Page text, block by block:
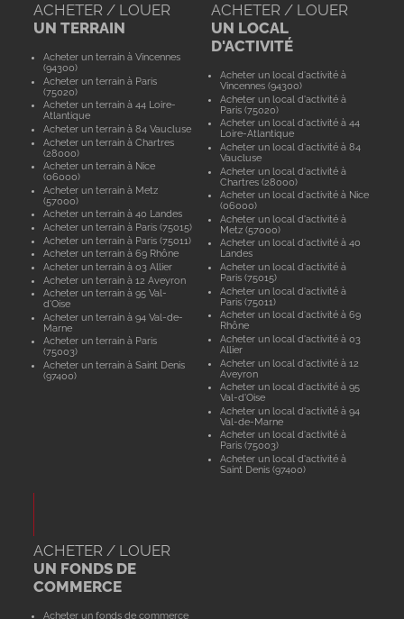
ACHETER / LOUER
UN TERRAIN
Acheter un terrain à Vincennes
(94300)
Acheter un terrain à Paris
(75020)
Acheter un terrain à 44 Loire-
Atlantique
Acheter un terrain à 84 Vaucluse
Acheter un terrain à Chartres
(28000)
Acheter un terrain à Nice
(06000)
Acheter un terrain à Metz
(57000)
Acheter un terrain à 40 Landes
Acheter un terrain à Paris (75015)
Acheter un terrain à Paris (75011)
Acheter un terrain à 69 Rhône
Acheter un terrain à 03 Allier
Acheter un terrain à 12 Aveyron
Acheter un terrain à 95 Val-
d'Oise
Acheter un terrain à 94 Val-de-
Marne
Acheter un terrain à Paris
(75003)
Acheter un terrain à Saint Denis
(97400)
ACHETER / LOUER
UN LOCAL
D'ACTIVITÉ
Acheter un local d'activité à
Vincennes (94300)
Acheter un local d'activité à
Paris (75020)
Acheter un local d'activité à 44
Loire-Atlantique
Acheter un local d'activité à 84
Vaucluse
Acheter un local d'activité à
Chartres (28000)
Acheter un local d'activité à Nice
(06000)
Acheter un local d'activité à
Metz (57000)
Acheter un local d'activité à 40
Landes
Acheter un local d'activité à
Paris (75015)
Acheter un local d'activité à
Paris (75011)
Acheter un local d'activité à 69
Rhône
Acheter un local d'activité à 03
Allier
Acheter un local d'activité à 12
Aveyron
Acheter un local d'activité à 95
Val-d'Oise
Acheter un local d'activité à 94
Val-de-Marne
Acheter un local d'activité à
Paris (75003)
Acheter un local d'activité à
Saint Denis (97400)
ACHETER / LOUER
UN FONDS DE
COMMERCE
Acheter un fonds de commerce